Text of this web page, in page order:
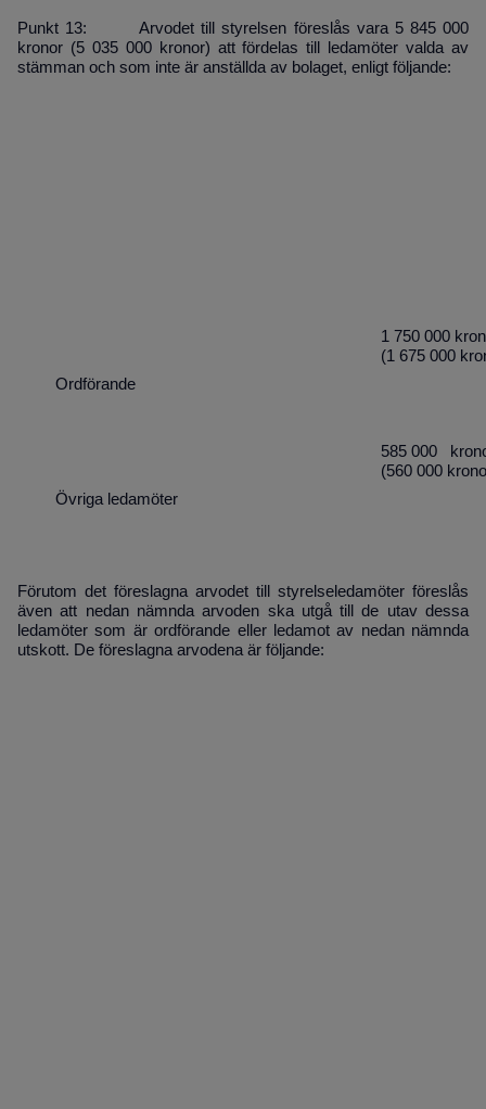
Punkt 13: Arvodet till styrelsen föreslås vara 5 845 000
kronor (5 035 000 kronor) att för­delas till ledamöter valda av
stämman och som inte är anställda av bolaget, enligt följande:
Ordförande
1 750 000
(1 675 000
Övriga ledamöter
585 000
(560 000
Förutom det föreslagna arvodet till styrelseledamöter föreslås
även att nedan nämnda arvoden ska utgå till de utav dessa
ledamöter som är ordförande eller ledamot av nedan nämnda
utskott. De föreslagna arvodena är följande: